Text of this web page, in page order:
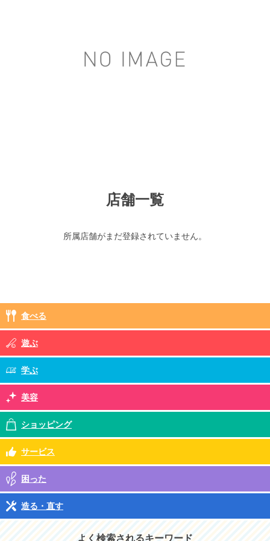
店舗一覧
所属店舗がまだ登録されていません。
食べる
遊ぶ
学ぶ
美容
ショッピング
サービス
困った
造る・直す
よく検索されるキーワード